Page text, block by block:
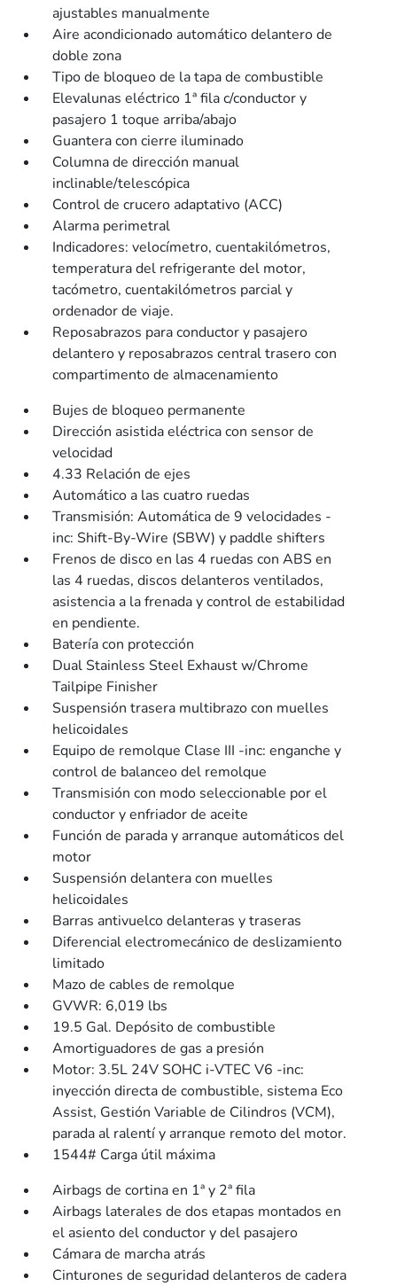
ajustables manualmente
Aire acondicionado automático delantero de
doble zona
Tipo de bloqueo de la tapa de combustible
Elevalunas eléctrico 1ª fila c/conductor y
pasajero 1 toque arriba/abajo
Guantera con cierre iluminado
Columna de dirección manual
inclinable/telescópica
Control de crucero adaptativo (ACC)
Alarma perimetral
Indicadores: velocímetro, cuentakilómetros,
temperatura del refrigerante del motor,
tacómetro, cuentakilómetros parcial y
ordenador de viaje.
Reposabrazos para conductor y pasajero
delantero y reposabrazos central trasero con
compartimento de almacenamiento
Bujes de bloqueo permanente
Dirección asistida eléctrica con sensor de
velocidad
4.33 Relación de ejes
Automático a las cuatro ruedas
Transmisión: Automática de 9 velocidades -
inc: Shift-By-Wire (SBW) y paddle shifters
Frenos de disco en las 4 ruedas con ABS en
las 4 ruedas, discos delanteros ventilados,
asistencia a la frenada y control de estabilidad
en pendiente.
Batería con protección
Dual Stainless Steel Exhaust w/Chrome
Tailpipe Finisher
Suspensión trasera multibrazo con muelles
helicoidales
Equipo de remolque Clase III -inc: enganche y
control de balanceo del remolque
Transmisión con modo seleccionable por el
conductor y enfriador de aceite
Función de parada y arranque automáticos del
motor
Suspensión delantera con muelles
helicoidales
Barras antivuelco delanteras y traseras
Diferencial electromecánico de deslizamiento
limitado
Mazo de cables de remolque
GVWR: 6,019 lbs
19.5 Gal. Depósito de combustible
Amortiguadores de gas a presión
Motor: 3.5L 24V SOHC i-VTEC V6 -inc:
inyección directa de combustible, sistema Eco
Assist, Gestión Variable de Cilindros (VCM),
parada al ralentí y arranque remoto del motor.
1544# Carga útil máxima
Airbags de cortina en 1ª y 2ª fila
Airbags laterales de dos etapas montados en
el asiento del conductor y del pasajero
Cámara de marcha atrás
Cinturones de seguridad delanteros de cadera